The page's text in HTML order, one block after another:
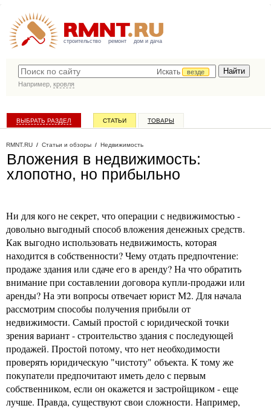
строительство ремонт дом и дача
Искать
везде
Например, кровля
ВЫБРАТЬ РАЗДЕЛ СТАТЬИ ТОВАРЫ
RMNT.RU / Статьи и обзоры / Недвижимость
Вложения в недвижимость:
хлопотно, но прибыльно
Ни для кого не секрет, что операции с недвижимостью -
довольно выгодный способ вложения денежных средств.
Как выгодно использовать недвижимость, которая
находится в собственности? Чему отдать предпочтение:
продаже здания или сдаче его в аренду? На что обратить
внимание при составлении договора купли-продажи или
аренды? На эти вопросы отвечает юрист М2. Для начала
рассмотрим способы получения прибыли от
недвижимости. Самый простой с юридической точки
зрения вариант - строительство здания с последующей
продажей. Простой потому, что нет необходимости
проверять юридическую "чистоту" объекта. К тому же
покупатели предпочитают иметь дело с первым
собственником, если он окажется и застройщиком - еще
лучше. Правда, существуют свои сложности. Например,